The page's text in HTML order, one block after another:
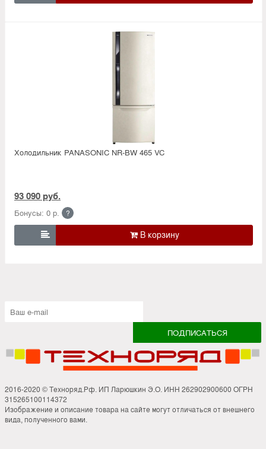
Холодильник PANASONIC NR-BW 465 VC
93 090 руб.
Бонусы: 0 р. ?

2016-2020 © Техноряд.Рф. ИП Ларюшкин Э.О. ИНН 262902900600 ОГРН
315265100114372
Изображение и описание товара на сайте могут отличаться от внешнего
вида, полученного вами.